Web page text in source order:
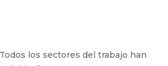
los sectores del trabajo han